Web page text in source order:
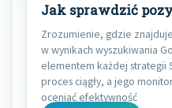
Jak sprawdzić
Zrozumienie, gdzie
w wynikach wyszukiwania
elementem każdej strategii
proces ciągły, a jego
oceniać efektywność